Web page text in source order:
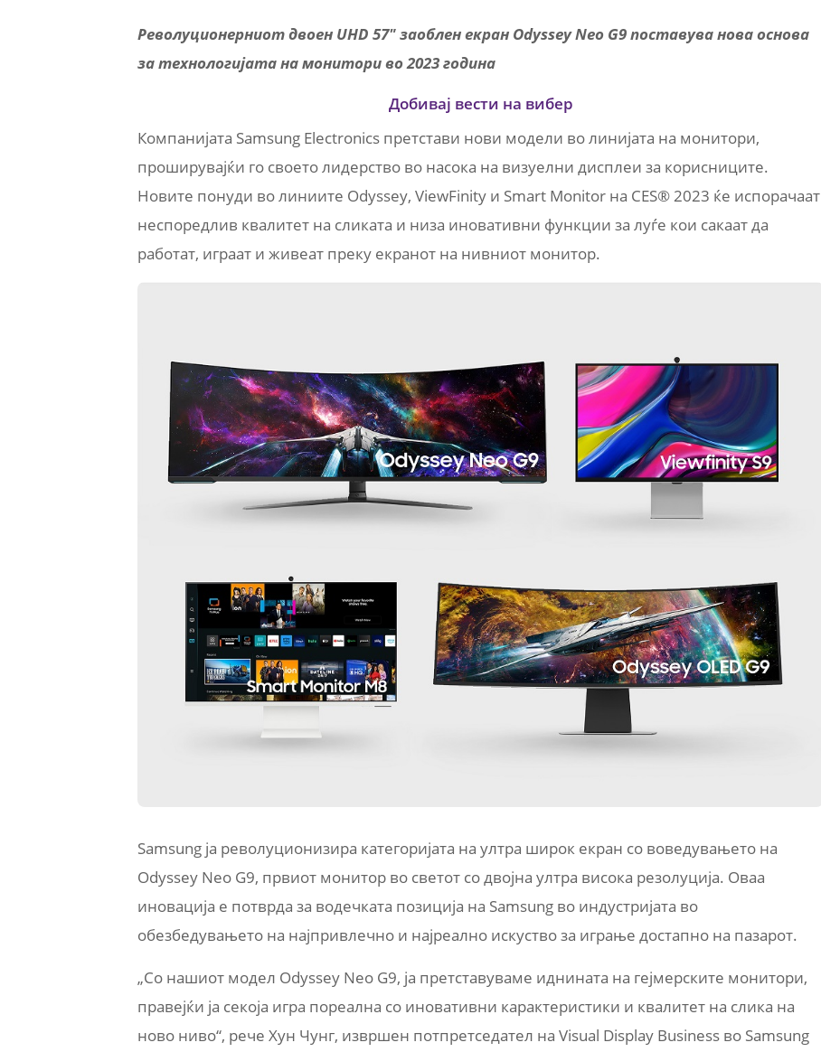
Револуционерниот двоен UHD 57″ заоблен екран Odyssey Neo G9 поставува нова основа
за технологијата на монитори во 2023 година
Добивај вести на вибер
Компанијата Samsung Electronics претстави нови модели во линијата на монитори,
проширувајќи го своето лидерство во насока на визуелни дисплеи за корисниците.
Новите понуди во линиите Odyssey, ViewFinity и Smart Monitor на CES® 2023 ќе испорачаат
неспоредлив квалитет на сликата и низа иновативни функции за луѓе кои сакаат да
работат, играат и живеат преку екранот на нивниот монитор.
Samsung ја револуционизира категоријата на ултра широк екран со воведувањето на
Odyssey Neo G9, првиот монитор во светот со двојна ултра висока резолуција. Оваа
иновација е потврда за водечката позиција на Samsung во индустријата во
обезбедувањето на најпривлечно и најреално искуство за играње достапно на пазарот.
„Со нашиот модел Odyssey Neo G9, ја претставуваме иднината на гејмерските монитори,
правејќи ја секоја игра пореална со иновативни карактеристики и квалитет на слика на
ново ниво“, рече Хун Чунг, извршен потпретседател на Visual Display Business во Samsung